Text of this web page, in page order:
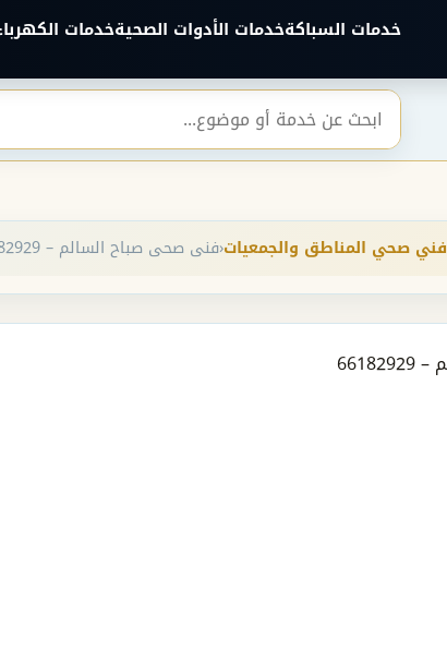
خدمات السباكةخدمات الأدوات الصحيةخدمات
بحث
فني صحي المناطق والجمعيات‹فنى صحى صباح السالم – 66182929